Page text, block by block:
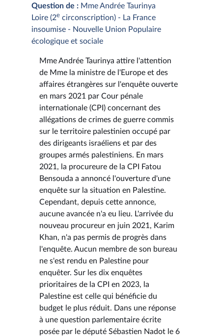
Question de : Mme Andrée Taurinya
Loire (2e circonscription) - La France
insoumise - Nouvelle Union Populaire
écologique et sociale
Mme Andrée Taurinya attire l'attention
de Mme la ministre de l'Europe et des
affaires étrangères sur l'enquête ouverte
en mars 2021 par Cour pénale
internationale (CPI) concernant des
allégations de crimes de guerre commis
sur le territoire palestinien occupé par
des dirigeants israéliens et par des
groupes armés palestiniens. En mars
2021, la procureure de la CPI Fatou
Bensouda a annoncé l'ouverture d'une
enquête sur la situation en Palestine.
Cependant, depuis cette annonce,
aucune avancée n'a eu lieu. L'arrivée du
nouveau procureur en juin 2021, Karim
Khan, n'a pas permis de progrès dans
l'enquête. Aucun membre de son bureau
ne s'est rendu en Palestine pour
enquêter. Sur les dix enquêtes
prioritaires de la CPI en 2023, la
Palestine est celle qui bénéficie du
budget le plus réduit. Dans une réponse
à une question parlementaire écrite
posée par le député Sébastien Nadot le 6